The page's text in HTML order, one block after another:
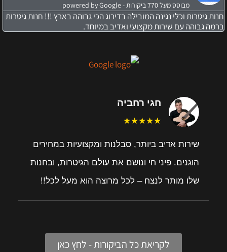
מבוסס מעל 770 ביקורות - powered by Google
חנות גיטרות וכלי נגינה המובילה בדירוג הכי גבוהה בארץ !!! חנות גיטרות
ברמה גבוהה עם שירות מקצועי ואדיב במיוחד.
חגי רחביה
★★★★★
שירות אדיב ביותר, סבלנות ומקצועיות במחירים
הוגנים. פיני חי ונושם את עולם הגיטרות, ובחנות
שלו מותר לנצח – לכל מרוצה הוא מעל לכל!!
לקריאת כל הביקורות - לחץ כאן